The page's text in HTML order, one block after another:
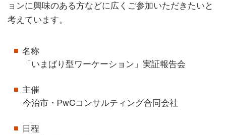
ョンに興味のある方などに広くご参加いただきたいと
考えています。
名称
「いまばり型ワーケーション」実証報告会
主催
今治市・PwCコンサルティング合同会社
日程